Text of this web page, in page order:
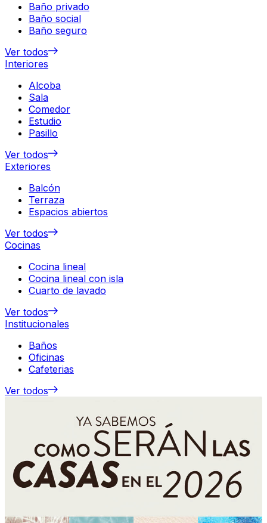
Baño privado
Baño social
Baño seguro
Ver todos
Interiores
Alcoba
Sala
Comedor
Estudio
Pasillo
Ver todos
Exteriores
Balcón
Terraza
Espacios abiertos
Ver todos
Cocinas
Cocina lineal
Cocina lineal con isla
Cuarto de lavado
Ver todos
Institucionales
Baños
Oficinas
Cafeterias
Ver todos